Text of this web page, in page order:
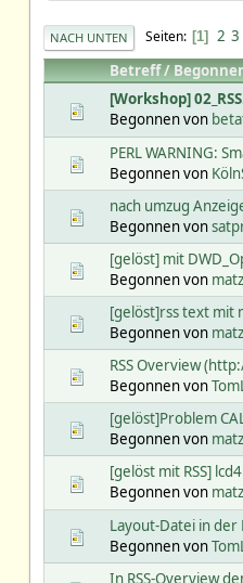
NACH UNTEN Seiten 1 2 3
Betreff/
[Workshop]
Begonnen von
PERL WARNING:
Begonnen von
nach umzug
Begonnen von
[gelöst] mit
Begonnen von
[gelöst]rss text mit
Begonnen von
RSS Overview
Begonnen von
[gelöst]Problem
Begonnen von
[gelöst mit RSS]
Begonnen von
Layout-Datei in der
Begonnen von
In RSS-Overview